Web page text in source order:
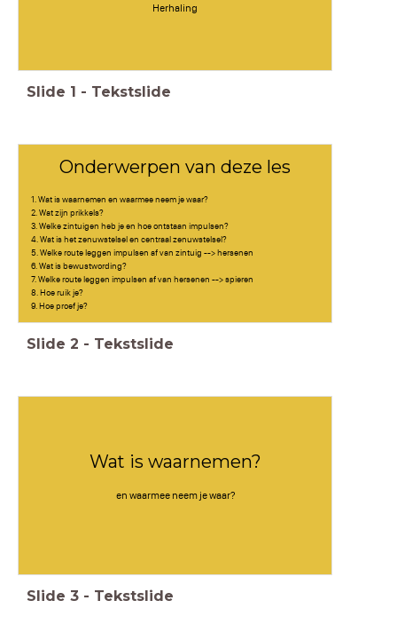
Herhaling
Slide 1 - Tekstslide
Onderwerpen van deze les
1. Wat is waarnemen en waarmee neem je waar?
2. Wat zijn prikkels?
3. Welke zintuigen heb je en hoe ontstaan impulsen?
4. Wat is het zenuwstelsel en centraal zenuwstelsel?
5. Welke route leggen impulsen af van zintuig --> hersenen
6. Wat is bewustwording?
7. Welke route leggen impulsen af van hersenen --> spieren
8. Hoe ruik je?
9. Hoe proef je?
Slide 2 - Tekstslide
Wat is waarnemen?
en waarmee neem je waar?
Slide 3 - Tekstslide